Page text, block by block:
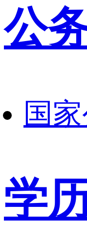
公
国
学